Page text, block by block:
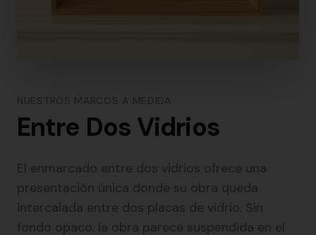
NUESTROS MARCOS A MEDIDA
Entre Dos Vidrios
El enmarcado entre dos vidrios ofrece una
presentación única donde su obra queda
intercalada entre dos placas de vidrio. Sin
fondo opaco, la obra parece suspendida en el